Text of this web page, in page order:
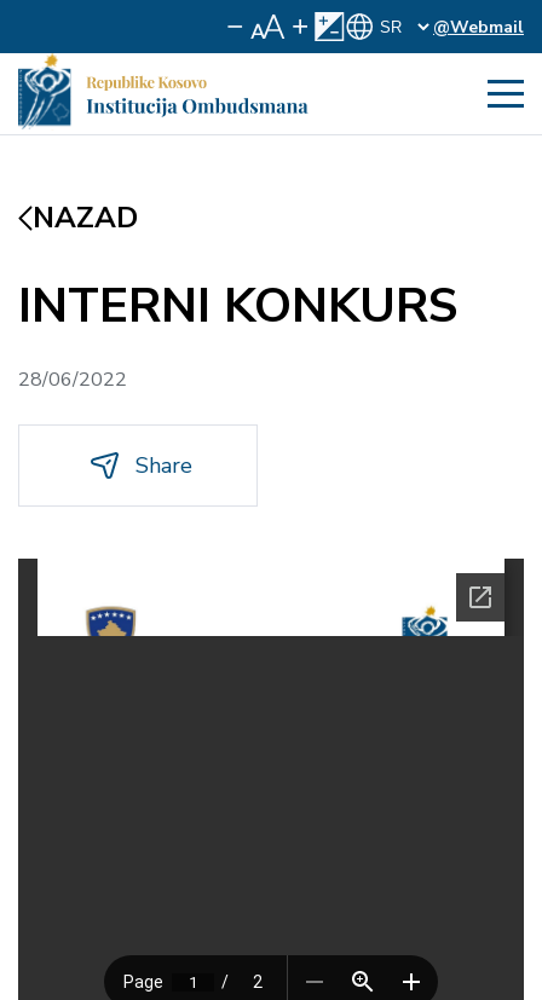
@Webmail
NAZAD
INTERNI KONKURS
28/06/2022
Share